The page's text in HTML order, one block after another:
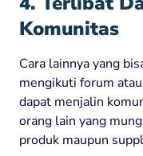
Komunitas
Cara lainnya yang
mengikuti forum
dapat menjalin
orang lain yang
produk maupun